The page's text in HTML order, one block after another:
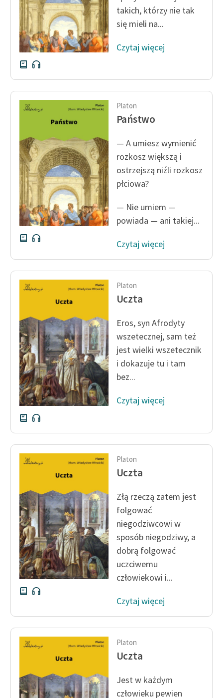
Zasady wykorzystania
Wolnych Lektur
Logotypy
Polityka prywatności
Regulamin biblioteki
Dane fundacji i
sprawozdania finansowe
Regulamin darowizn
Informacja o treściach
wrażliwych
Deklaracja dostępności
takich, którzy nie tak
się mieli na...
Czytaj więcej
Platon
Państwo
— A umiesz wymienić
rozkosz większą i
ostrzejszą niźli rozkosz
płciowa?
— Nie umiem —
powiada — ani takiej...
Czytaj więcej
Platon
Uczta
Eros, syn Afrodyty
wszetecznej, sam też
jest wielki wszetecznik
i dokazuje tu i tam
bez...
Czytaj więcej
Platon
Uczta
Złą rzeczą zatem jest
folgować
niegodziwcowi w
sposób niegodziwy, a
dobrą folgować
uczciwemu
człowiekowi i...
Czytaj więcej
Platon
Uczta
Jest w każdym
człowieku pewien